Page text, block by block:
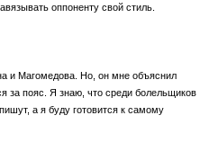
оппоненту свой стиль.
и Магомедова. Но, он мне объяснил
за пояс. Я знаю, что среди болельщиков
а я буду готовится к самому